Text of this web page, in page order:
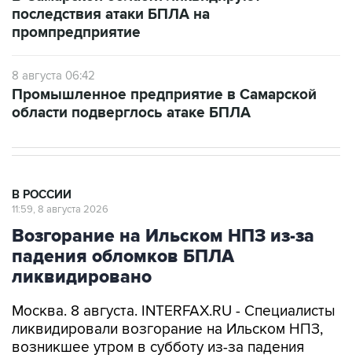
8 августа 06:42
области подверглось атаке БПЛА
Возгорание на Ильском НПЗ из-за
падения обломков БПЛА
ликвидировано
Москва. 8 августа. INTERFAX.RU - Специалисты
возникшее утром в субботу из-за падения
обломков БПЛА, сообщил глава Северского
района Краснодарского края Алексей Чеверев